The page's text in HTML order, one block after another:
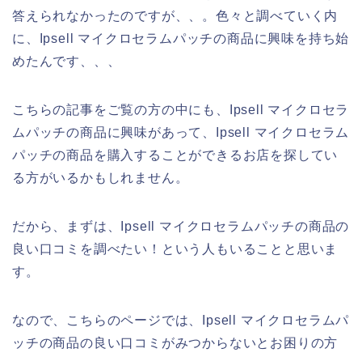
答えられなかったのですが、、。色々と調べていく内
に、Ipsell マイクロセラムパッチの商品に興味を持ち始
めたんです、、、
こちらの記事をご覧の方の中にも、Ipsell マイクロセラ
ムパッチの商品に興味があって、Ipsell マイクロセラム
パッチの商品を購入することができるお店を探してい
る方がいるかもしれません。
だから、まずは、Ipsell マイクロセラムパッチの商品の
良い口コミを調べたい！という人もいることと思いま
す。
なので、こちらのページでは、Ipsell マイクロセラムパ
ッチの商品の良い口コミがみつからないとお困りの方